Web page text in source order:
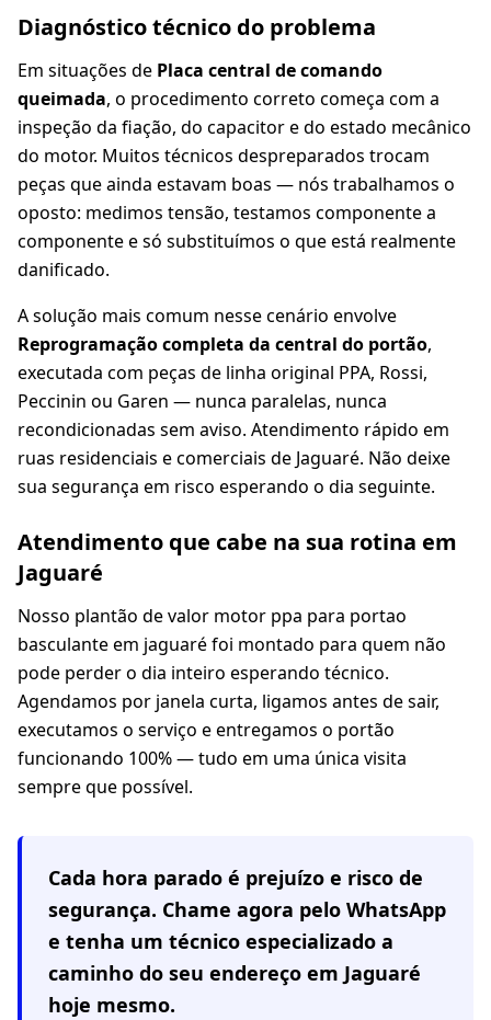
Diagnóstico técnico do problema
Em situações de Placa central de comando
queimada, o procedimento correto começa com a
inspeção da fiação, do capacitor e do estado mecânico
do motor. Muitos técnicos despreparados trocam
peças que ainda estavam boas — nós trabalhamos o
oposto: medimos tensão, testamos componente a
componente e só substituímos o que está realmente
danificado.
A solução mais comum nesse cenário envolve
Reprogramação completa da central do portão,
executada com peças de linha original PPA, Rossi,
Peccinin ou Garen — nunca paralelas, nunca
recondicionadas sem aviso. Atendimento rápido em
ruas residenciais e comerciais de Jaguaré. Não deixe
sua segurança em risco esperando o dia seguinte.
Atendimento que cabe na sua rotina em
Jaguaré
Nosso plantão de valor motor ppa para portao
basculante em jaguaré foi montado para quem não
pode perder o dia inteiro esperando técnico.
Agendamos por janela curta, ligamos antes de sair,
executamos o serviço e entregamos o portão
funcionando 100% — tudo em uma única visita
sempre que possível.
Cada hora parado é prejuízo e risco de
segurança. Chame agora pelo WhatsApp
e tenha um técnico especializado a
caminho do seu endereço em Jaguaré
hoje mesmo.